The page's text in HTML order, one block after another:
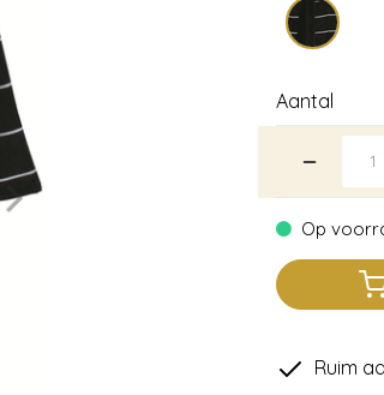
Aantal
Op
Ruim